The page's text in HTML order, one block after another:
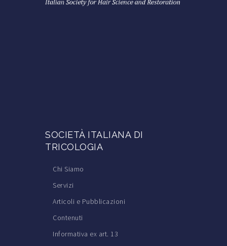
SOCIETÀ ITALIANA DI
TRICOLOGIA
Chi Siamo
Servizi
Articoli e Pubblicazioni
Contenuti
Informativa ex art. 13